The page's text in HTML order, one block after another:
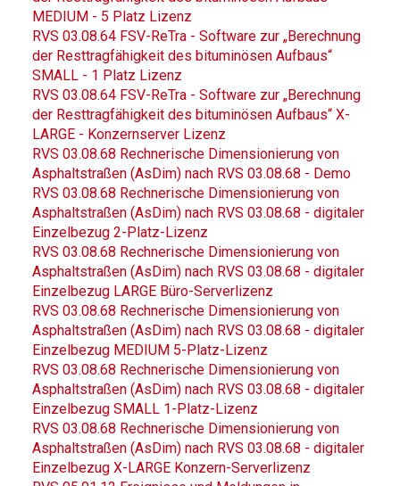
MEDIUM - 5 Platz Lizenz
RVS 03.08.64 FSV-ReTra - Software zur „Berechnung
der Resttragfähigkeit des bituminösen Aufbaus“
SMALL - 1 Platz Lizenz
RVS 03.08.64 FSV-ReTra - Software zur „Berechnung
der Resttragfähigkeit des bituminösen Aufbaus“ X-
LARGE - Konzernserver Lizenz
RVS 03.08.68 Rechnerische Dimensionierung von
Asphaltstraßen (AsDim) nach RVS 03.08.68 - Demo
RVS 03.08.68 Rechnerische Dimensionierung von
Asphaltstraßen (AsDim) nach RVS 03.08.68 - digitaler
Einzelbezug 2-Platz-Lizenz
RVS 03.08.68 Rechnerische Dimensionierung von
Asphaltstraßen (AsDim) nach RVS 03.08.68 - digitaler
Einzelbezug LARGE Büro-Serverlizenz
RVS 03.08.68 Rechnerische Dimensionierung von
Asphaltstraßen (AsDim) nach RVS 03.08.68 - digitaler
Einzelbezug MEDIUM 5-Platz-Lizenz
RVS 03.08.68 Rechnerische Dimensionierung von
Asphaltstraßen (AsDim) nach RVS 03.08.68 - digitaler
Einzelbezug SMALL 1-Platz-Lizenz
RVS 03.08.68 Rechnerische Dimensionierung von
Asphaltstraßen (AsDim) nach RVS 03.08.68 - digitaler
Einzelbezug X-LARGE Konzern-Serverlizenz